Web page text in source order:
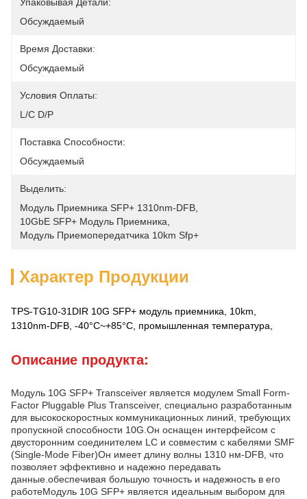
Обсуждаемый
Время Доставки:
Обсуждаемый
Условия Оплаты:
L/C D/P
Поставка Способности:
Обсуждаемый
Выделить:
Модуль Приемника SFP+ 1310nm-DFB
10GbE SFP+ Модуль Приемника
Модуль Приемопередатчика 10km Sfp+
Характер Продукции
TPS-TG10-31DIR 10G SFP+ модуль приемника, 10km,
1310nm-DFB, -40°C~+85°C, промышленная температура,
Описание продукта:
Модуль 10G SFP+ Transceiver является модулем Small Form-
Factor Pluggable Plus Transceiver, специально разработанным
для высокоскоростных коммуникационных линий, требующих
пропускной способности 10G.Он оснащен интерфейсом с
двусторонним соединителем LC и совместим с кабелями SMF
(Single-Mode Fiber)Он имеет длину волны 1310 нм-DFB, что
позволяет эффективно и надежно передавать
данные.обеспечивая большую точность и надежность в его
работеМодуль 10G SFP+ является идеальным выбором для